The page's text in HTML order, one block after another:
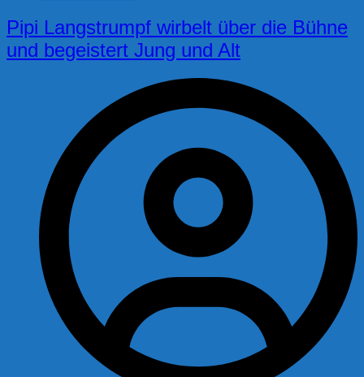
Pipi Langstrumpf wirbelt über die Bühne
und begeistert Jung und Alt